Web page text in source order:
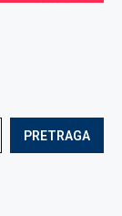
PRETRAGA